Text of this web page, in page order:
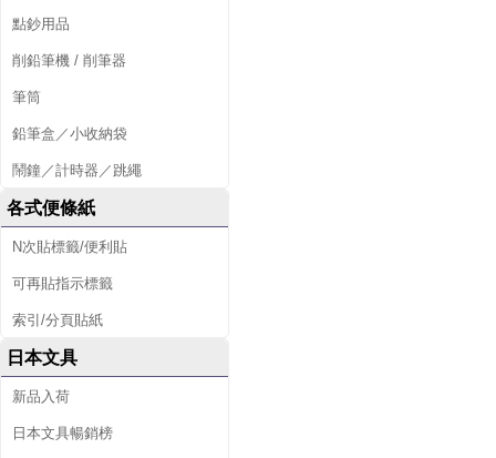
點鈔用品
削鉛筆機 / 削筆器
筆筒
鉛筆盒／小收納袋
鬧鐘／計時器／跳繩
各式便條紙
N次貼標籤/便利貼
可再貼指示標籤
索引/分頁貼紙
日本文具
新品入荷
日本文具暢銷榜